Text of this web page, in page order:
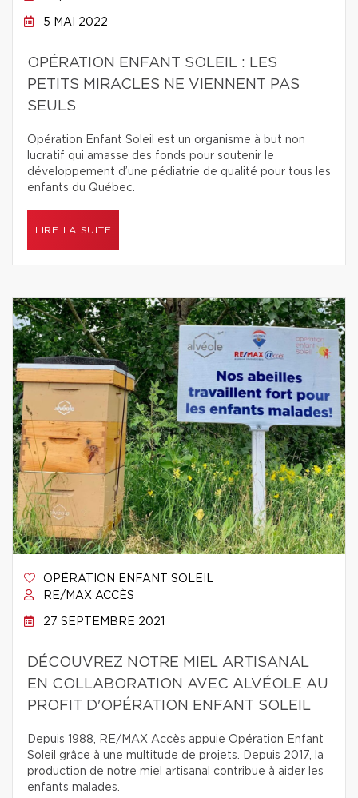
5 MAI 2022
OPÉRATION ENFANT SOLEIL : LES
PETITS MIRACLES NE VIENNENT PAS
SEULS
Opération Enfant Soleil est un organisme à but non
lucratif qui amasse des fonds pour soutenir le
développement d’une pédiatrie de qualité pour tous les
enfants du Québec.
LIRE LA SUITE
OPÉRATION ENFANT SOLEIL
RE/MAX ACCÈS
27 SEPTEMBRE 2021
DÉCOUVREZ NOTRE MIEL ARTISANAL
EN COLLABORATION AVEC ALVÉOLE AU
PROFIT D'OPÉRATION ENFANT SOLEIL
Depuis 1988, RE/MAX Accès appuie Opération Enfant
Soleil grâce à une multitude de projets. Depuis 2017, la
production de notre miel artisanal contribue à aider les
enfants malades.